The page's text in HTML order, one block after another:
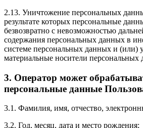
2.13. Уничтожение персональных
результате которых персональные
безвозвратно с невозможностью
содержания персональных данных в
системе персональных данных и (или)
материальные носители персональных
3. Оператор может
персональные данные
3.1. Фамилия, имя, отчество,
3.2. Год, месяц, дата и место рождения;